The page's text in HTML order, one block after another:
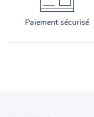
Paiement sécurisé